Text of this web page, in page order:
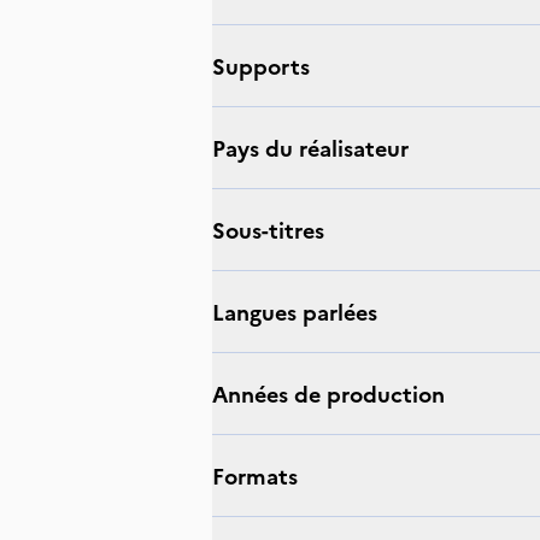
supports
Pays du réalisateur
sous-titres
langues parlées
Années de production
Formats